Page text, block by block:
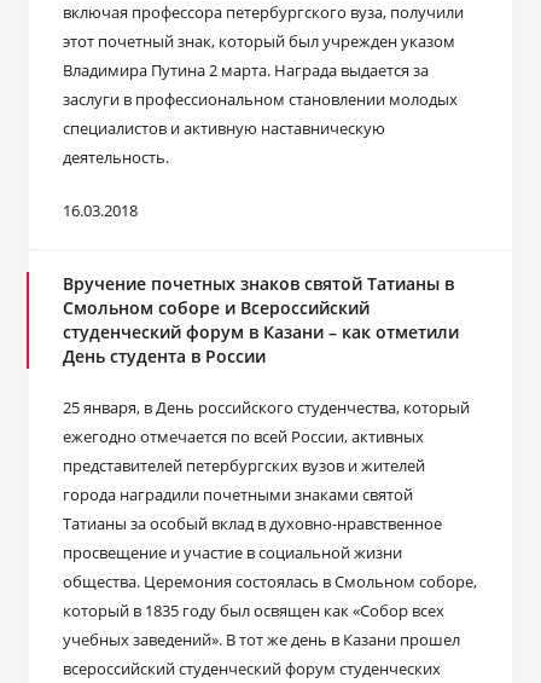
включая профессора петербургского вуза, получили
этот почетный знак, который был учрежден указом
Владимира Путина 2 марта. Награда выдается за
заслуги в профессиональном становлении молодых
специалистов и активную наставническую
деятельность.
16.03.2018
Вручение почетных знаков святой Татианы в
Смольном соборе и Всероссийский
студенческий форум в Казани – как отметили
День студента в России
25 января, в День российского студенчества, который
ежегодно отмечается по всей России, активных
представителей петербургских вузов и жителей
города наградили почетными знаками святой
Татианы за особый вклад в духовно-нравственное
просвещение и участие в социальной жизни
общества. Церемония состоялась в Смольном соборе,
который в 1835 году был освящен как «Собор всех
учебных заведений». В тот же день в Казани прошел
всероссийский студенческий форум студенческих